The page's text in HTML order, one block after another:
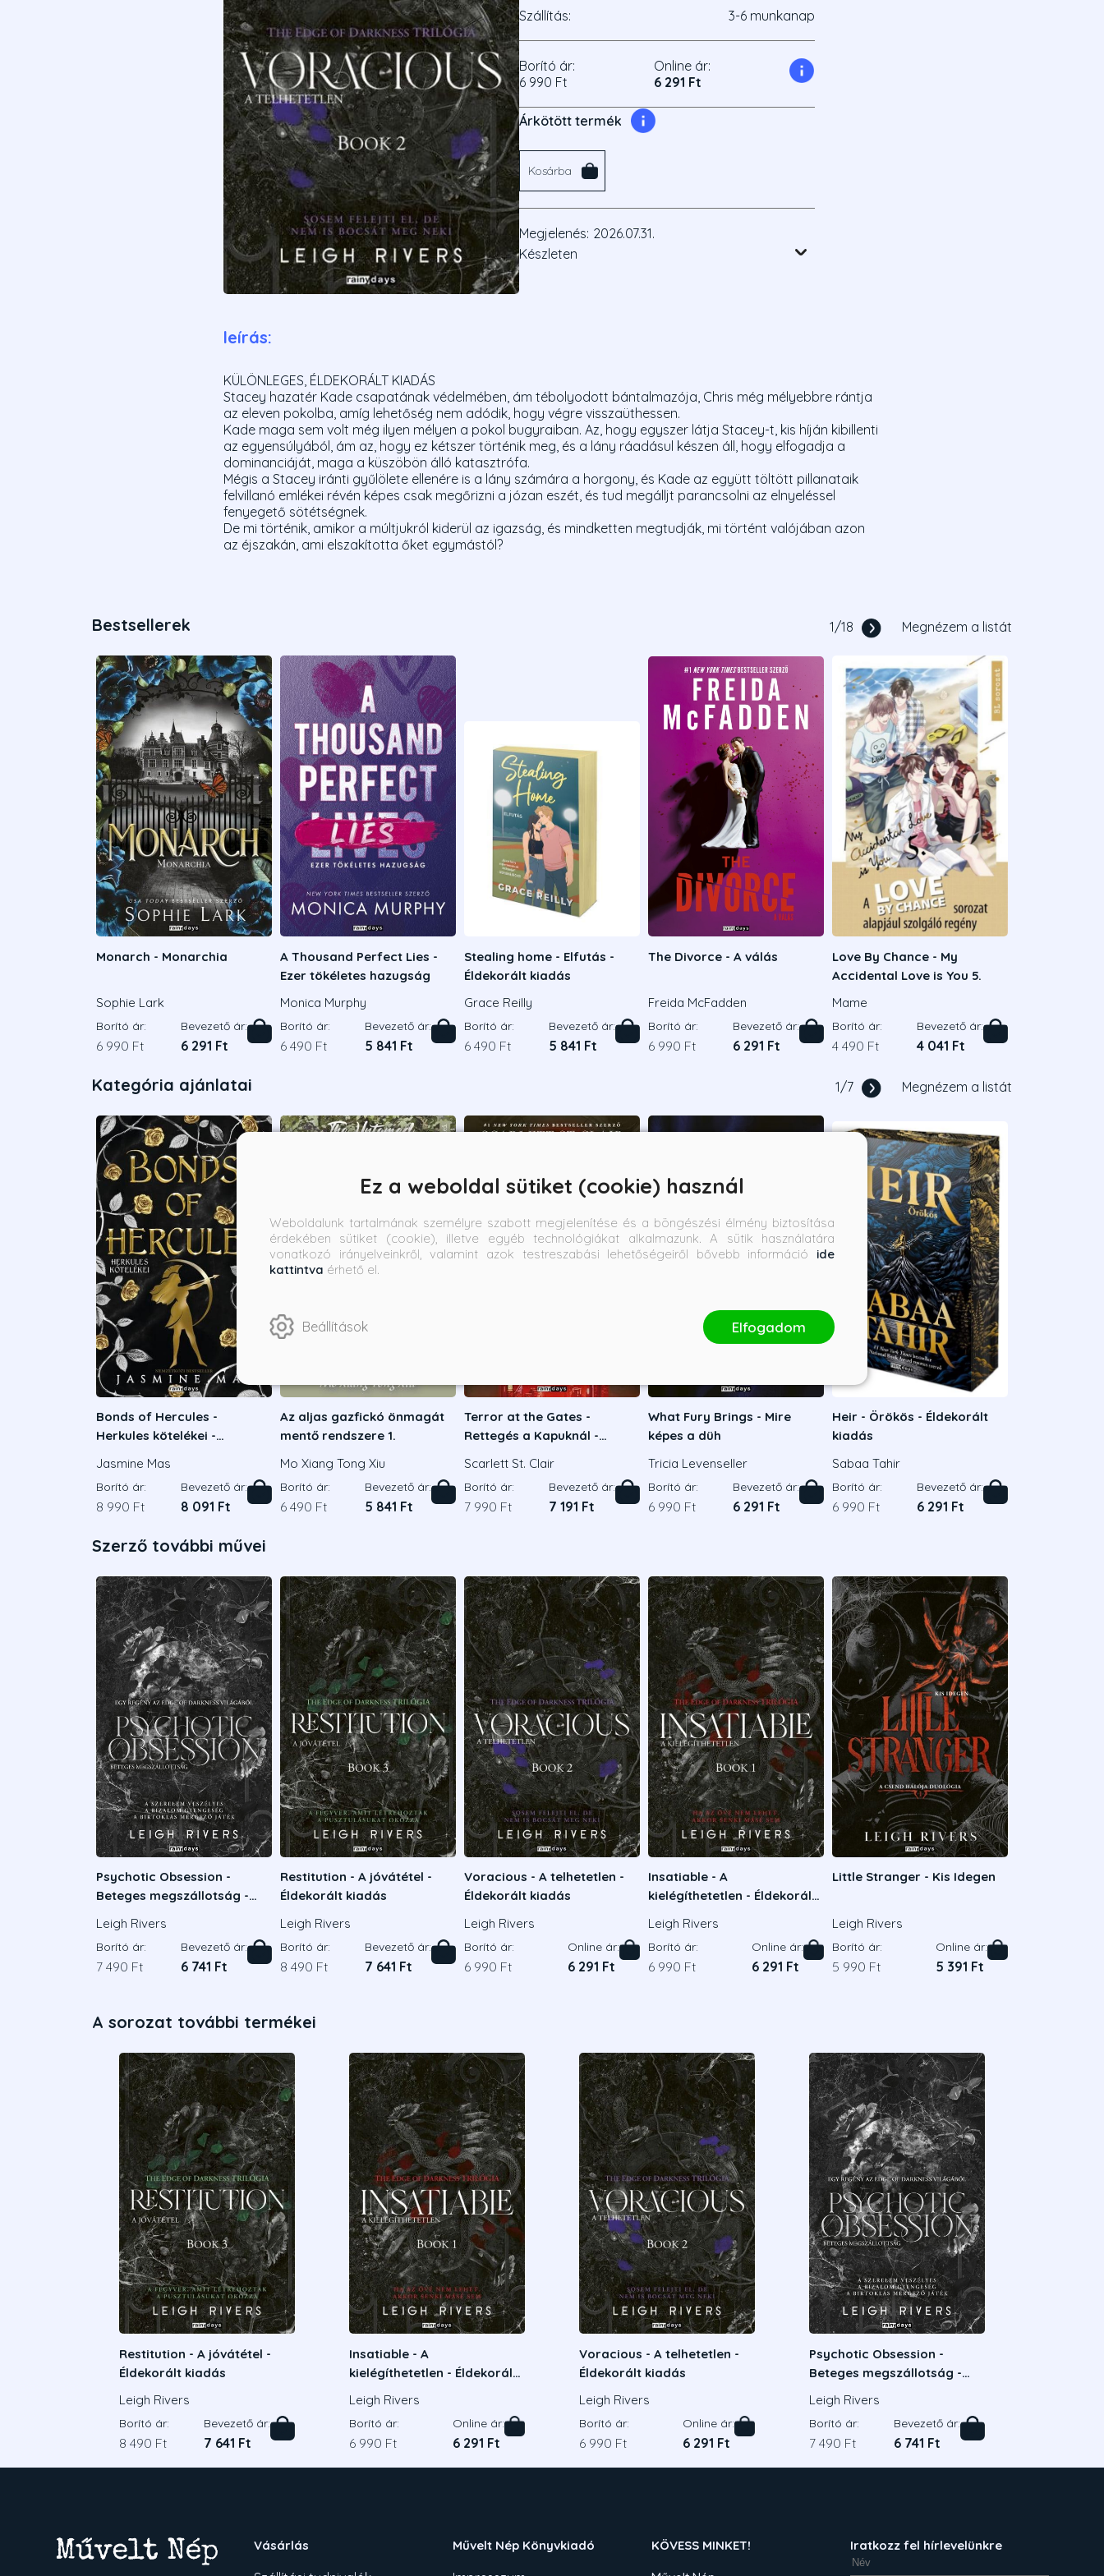
Szállítás: 3-6 munkanap
Borító ár:
6 990 Ft
Online ár:
6 291 Ft
Árkötött termék
Kosárba
Megjelenés: 2026.07.31.
Készleten
leírás:
KÜLÖNLEGES, ÉLDEKORÁLT KIADÁS
Stacey hazatér Kade csapatának védelmében, ám tébolyodott bántalmazója, Chris még mélyebbre rántja
az eleven pokolba, amíg lehetőség nem adódik, hogy végre visszaüthessen.
Kade maga sem volt még ilyen mélyen a pokol bugyraiban. Az, hogy egyszer látja Stacey-t, kis híján kibillenti
az egyensúlyából, ám az, hogy ez kétszer történik meg, és a lány ráadásul készen áll, hogy elfogadja a
dominanciáját, maga a küszöbön álló katasztrófa.
Mégis a Stacey iránti gyűlölete ellenére is a lány számára a horgony, és Kade az együtt töltött pillanataik
felvillanó emlékei révén képes csak megőrizni a józan eszét, és tud megálljt parancsolni az elnyeléssel
fenyegető sötétségnek.
De mi történik, amikor a múltjukról kiderül az igazság, és mindketten megtudják, mi történt valójában azon
az éjszakán, ami elszakította őket egymástól?
Bestsellerek 1/18 Megnézem a listát
Monarch - Monarchia
Sophie Lark
Borító ár:
6 990 Ft
Bevezető ár:
6 291 Ft
A Thousand Perfect Lies -
Ezer tökéletes hazugság
Monica Murphy
Borító ár:
6 490 Ft
Bevezető ár:
5 841 Ft
Stealing home - Elfutás -
Éldekorált kiadás
Grace Reilly
Borító ár:
6 490 Ft
Bevezető ár:
5 841 Ft
The Divorce - A válás
Freida McFadden
Borító ár:
6 990 Ft
Bevezető ár:
6 291 Ft
Love By Chance - My
Accidental Love is You 5.
Mame
Borító ár:
4 490 Ft
Bevezető ár:
4 041 Ft
Kategória ajánlatai 1/7 Megnézem a listát
Bonds of Hercules -
Herkules kötelékei -
Jasmine Mas
Borító ár:
8 990 Ft
Bevezető ár:
8 091 Ft
Az aljas gazfickó önmagát
mentő rendszere 1.
Mo Xiang Tong Xiu
Borító ár:
6 490 Ft
Bevezető ár:
5 841 Ft
Terror at the Gates -
Rettegés a Kapuknál -
Scarlett St. Clair
Borító ár:
7 990 Ft
Bevezető ár:
7 191 Ft
What Fury Brings - Mire
képes a düh
Tricia Levenseller
Borító ár:
6 990 Ft
Bevezető ár:
6 291 Ft
Heir - Örökös - Éldekorált
kiadás
Sabaa Tahir
Borító ár:
6 990 Ft
Bevezető ár:
6 291 Ft
Szerző további művei
Psychotic Obsession -
Beteges megszállotság -
Leigh Rivers
Borító ár:
7 490 Ft
Bevezető ár:
6 741 Ft
Restitution - A jóvátétel -
Éldekorált kiadás
Leigh Rivers
Borító ár:
8 490 Ft
Bevezető ár:
7 641 Ft
Voracious - A telhetetlen -
Éldekorált kiadás
Leigh Rivers
Borító ár:
6 990 Ft
Online ár:
6 291 Ft
Insatiable - A
kielégíthetetlen - Éldekorált
Leigh Rivers
Borító ár:
6 990 Ft
Online ár:
6 291 Ft
Little Stranger - Kis Idegen
Leigh Rivers
Borító ár:
5 990 Ft
Online ár:
5 391 Ft
A sorozat további termékei
Restitution - A jóvátétel -
Éldekorált kiadás
Leigh Rivers
Borító ár:
8 490 Ft
Bevezető ár:
7 641 Ft
Insatiable - A
kielégíthetetlen - Éldekorált
Leigh Rivers
Borító ár:
6 990 Ft
Online ár:
6 291 Ft
Voracious - A telhetetlen -
Éldekorált kiadás
Leigh Rivers
Borító ár:
6 990 Ft
Online ár:
6 291 Ft
Psychotic Obsession -
Beteges megszállotság -
Leigh Rivers
Borító ár:
7 490 Ft
Bevezető ár:
6 741 Ft
Vásárlás Művelt Nép Könyvkiadó KÖVESS MINKET! Iratkozz fel hírlevelünkre
Ez a weboldal sütiket (cookie) használ
Weboldalunk tartalmának személyre szabott megjelenítése és a böngészési élmény biztosítása
érdekében sütiket (cookie), illetve egyéb technológiákat alkalmazunk. A sütik használatára
vonatkozó irányelveinkről, valamint azok testreszabási lehetőségeiről bővebb információ ide
kattintva érhető el.
Beállítások Elfogadom